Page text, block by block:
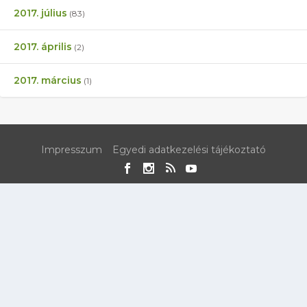
2017. július (83)
2017. április (2)
2017. március (1)
Impresszum Egyedi adatkezelési tájékoztató